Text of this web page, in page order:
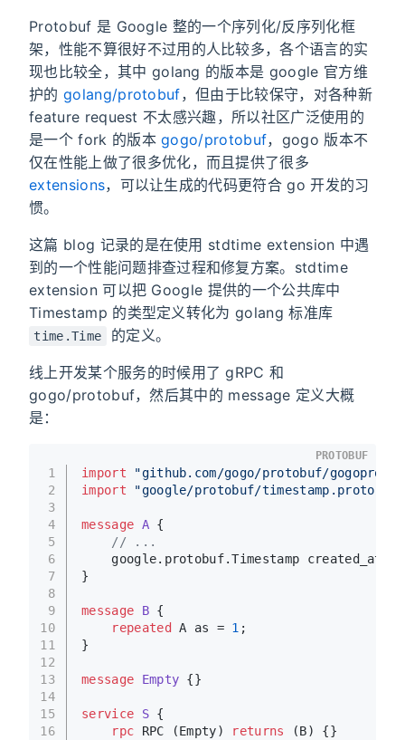
Protobuf 是 Google 整的一个序列化/反序列化框
架，性能不算很好不过用的人比较多，各个语言的实
现也比较全，其中 golang 的版本是 google 官方维
护的 golang/protobuf，但由于比较保守，对各种新
feature request 不太感兴趣，所以社区广泛使用的
是一个 fork 的版本gogo/protobuf，gogo 版本不
仅在性能上做了很多优化，而且提供了很多
extensions，可以让生成的代码更符合 go 开发的习
惯。
这篇 blog 记录的是在使用 stdtime extension 中遇
到的一个性能问题排查过程和修复方案。stdtime
extension 可以把 Google 提供的一个公共库中
Timestamp 的类型定义转化为 golang 标准库
time.Time 的定义。
线上开发某个服务的时候用了 gRPC 和
gogo/protobuf，然后其中的 message 定义大概
是：
1
2
3
4
5
6
7
8
9
10
11
12
13
14
15
16
import
"github.com/gogo/protobuf/
import
"google/protobuf/timestamp.proto"
message A {
// ...
    google.protobuf.Timestamp created_at =
}
message B {
repeated
A as = 1 ;
}
message Empty {}
service S {
rpc RPC (Empty) returns (B) {}
PROTOBUF